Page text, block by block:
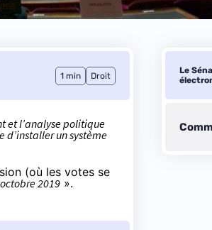
1 min Droit
et l’analyse politique
d’installer un système
(où les votes se
2019 ».
Le